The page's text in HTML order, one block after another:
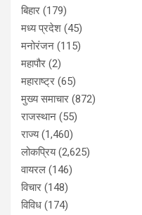
बिहार (179)
मध्य प्रदेश (45)
मनोरंजन (115)
महापौर (2)
महाराष्ट्र (65)
मुख्य समाचार (872)
राजस्थान (55)
राज्य(1,460)
लोकप्रिय(2,625)
वायरल (146)
विचार (148)
विविध (174)